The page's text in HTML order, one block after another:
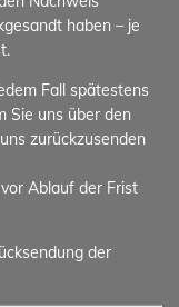
haben – je
Fall spätestens
Sie uns über den
zurückzusenden
Ablauf der Frist
der